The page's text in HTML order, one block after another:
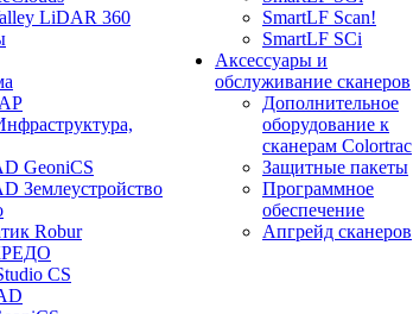
LiDAR 360
GeoniCS
Землеустройство
Robur
CS
SmartLF Scan!
SmartLF SCi
Аксессуары и
обслуживание сканеров
Дополнительное
оборудование к
сканерам Colortrac
Защитные пакеты
Программное
обеспечение
Апгрейд сканеров